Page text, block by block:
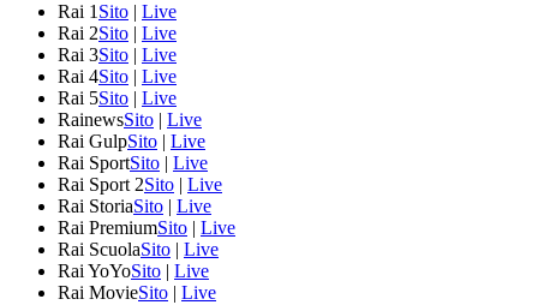
Rai 1 Sito | Live
Rai 2Sito | Live
Rai 3Sito | Live
Rai 4Sito | Live
Rai 5Sito | Live
RainewsSito | Live
Rai GulpSito | Live
Rai SportSito | Live
Rai Sport 2Sito | Live
Rai StoriaSito | Live
Rai PremiumSito | Live
Rai ScuolaSito | Live
Rai YoYoSito | Live
Rai MovieSito | Live